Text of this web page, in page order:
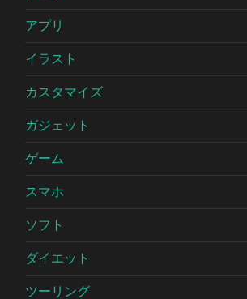
アプリ
イラスト
カスタマイズ
ガジェット
ゲーム
スマホ
ソフト
ダイエット
ツーリング